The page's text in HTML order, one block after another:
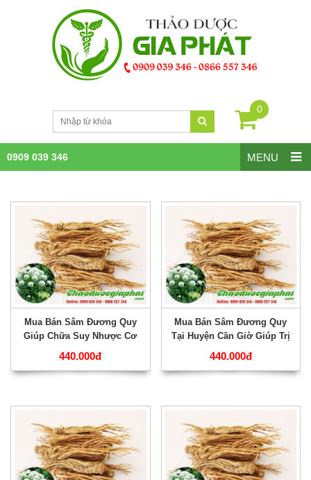
0
MENU
0909 039 346
Mua Bán Sâm Đương Quy
Giúp Chữa Suy Nhược Cơ
Đức ???
440.000đ
Mua Bán Sâm Đương Quy
Tại Huyện Cần Giờ Giúp Trị
440.000đ